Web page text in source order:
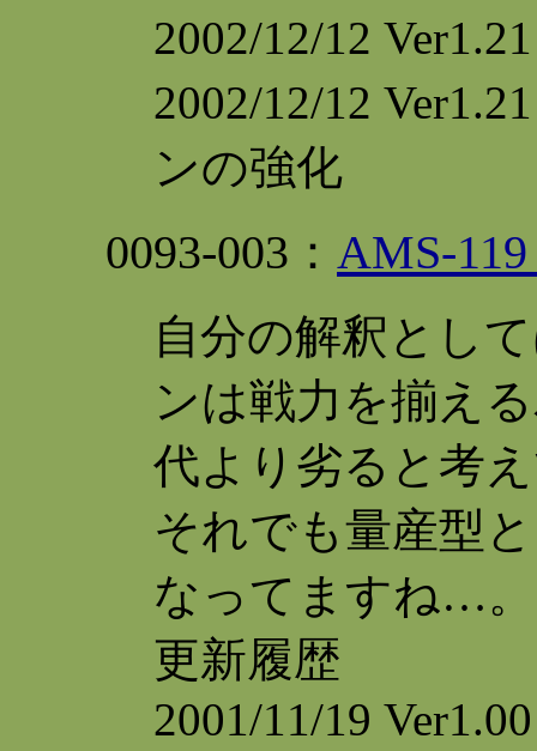
2002/12/12
2002/12/12
ンの強化
0093-003： AMS-
自分の解釈とし
ンは戦力を揃え
代より劣ると考
それでも量産型
なってますね…。
更新履歴
2001/11/19